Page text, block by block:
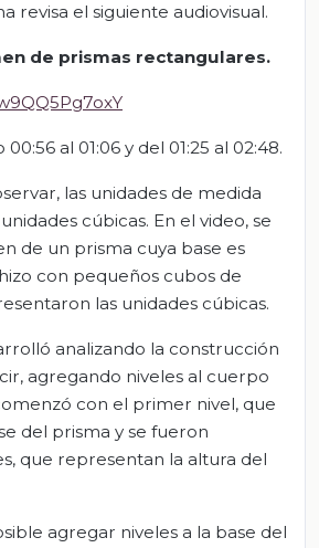
revisa el siguiente audiovisual.
de prismas rectangulares.
al 01:06 y del 01:25 al 02:48.
las unidades de medida
cúbicas. En el video, se
de un prisma cuya base es
con pequeños cubos de
las unidades cúbicas.
analizando la construcción
agregando niveles al cuerpo
con el primer nivel, que
del prisma y se fueron
que representan la altura del
agregar niveles a la base del